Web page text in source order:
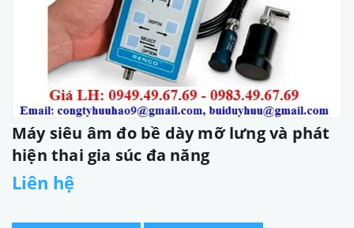
Máy siêu âm đo bề dày mỡ lưng và phát
hiện thai gia súc đa năng
Liên hệ